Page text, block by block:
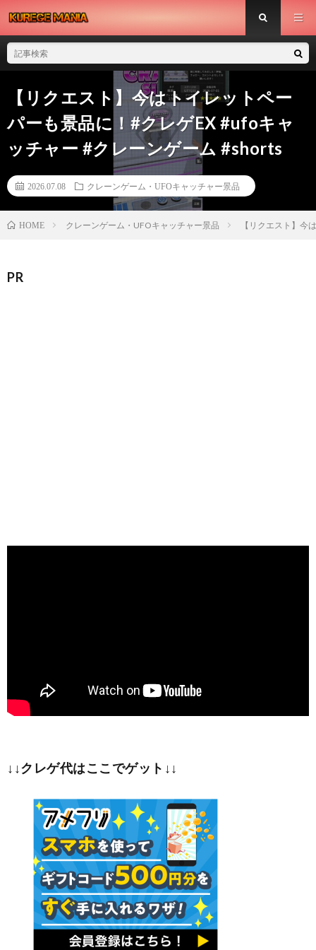
【リクエスト】今はトイレットペー
パーも景品に！#クレゲEX #ufoキャ
ッチャー #クレーンゲーム #shorts
2026.07.08 クレーンゲーム・UFOキャッチャー景品
HOME クレーンゲーム・UFOキャッチャー景品 【リクエスト】今
PR
↓↓クレゲ代はここでゲット↓↓